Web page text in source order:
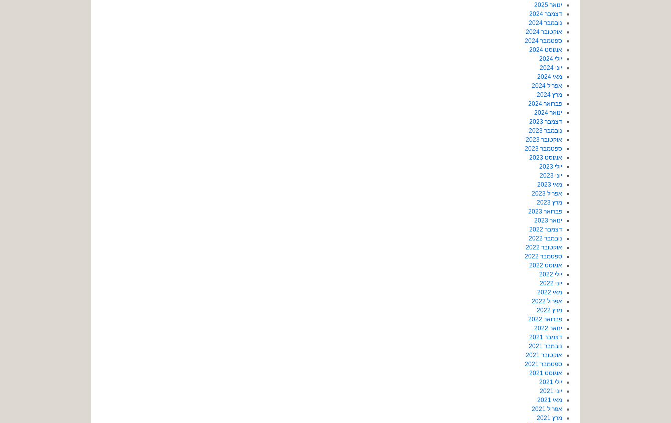
ינואר 2025
דצמבר 2024
נובמבר 2024
אוקטובר 2024
ספטמבר 2024
אוגוסט 2024
יולי 2024
יוני 2024
מאי 2024
אפריל 2024
מרץ 2024
פברואר 2024
ינואר 2024
דצמבר 2023
נובמבר 2023
אוקטובר 2023
ספטמבר 2023
אוגוסט 2023
יולי 2023
יוני 2023
מאי 2023
אפריל 2023
מרץ 2023
פברואר 2023
ינואר 2023
דצמבר 2022
נובמבר 2022
אוקטובר 2022
ספטמבר 2022
אוגוסט 2022
יולי 2022
יוני 2022
מאי 2022
אפריל 2022
מרץ 2022
פברואר 2022
ינואר 2022
דצמבר 2021
נובמבר 2021
אוקטובר 2021
ספטמבר 2021
אוגוסט 2021
יולי 2021
יוני 2021
מאי 2021
אפריל 2021
מרץ 2021